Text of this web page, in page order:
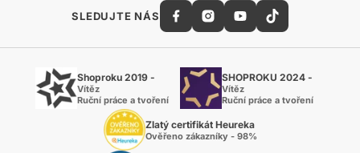
SLEDUJTE NÁS
Shoproku 2019 -
Vítěz
Ruční práce a tvoření
SHOPROKU 2024 -
Vítěz
Ruční práce a tvoření
Zlatý certifikát Heureka
Ověřeno zákazníky - 98%